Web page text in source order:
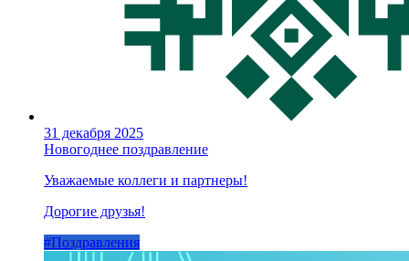
31 декабря 2025
Новогоднее поздравление
Уважаемые коллеги и партнеры!
Дорогие друзья!
#Поздравления